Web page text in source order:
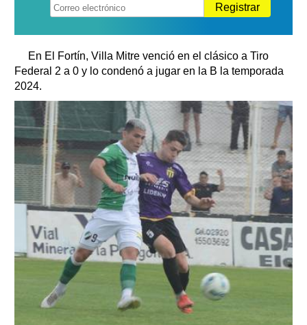
Registrar
En El Fortín, Villa Mitre venció en el clásico a Tiro
Federal 2 a 0 y lo condenó a jugar en la B la temporada
2024.